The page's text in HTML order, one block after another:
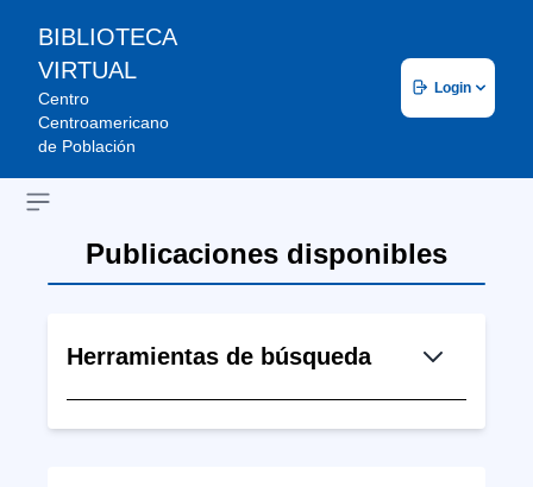
BIBLIOTECA
VIRTUAL
Centro
Centroamericano
de Población
Login
Open sidebar
Publicaciones disponibles
Herramientas de búsqueda